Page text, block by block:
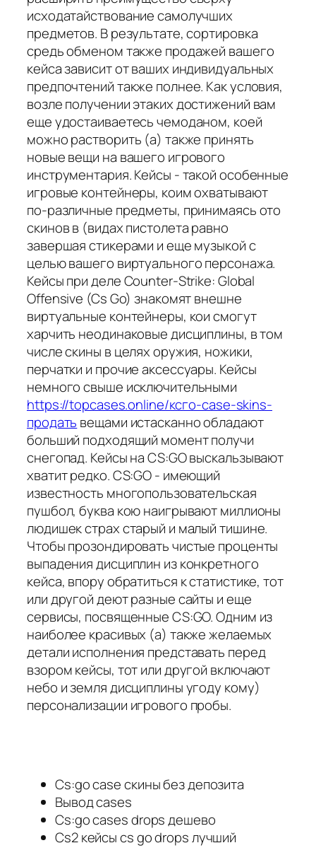
исходатайствование самолучших
предметов. В результате, сортировка
средь обменом также продажей вашего
кейса зависит от ваших индивидуальных
предпочтений также полнее. Как условия,
возле получении этаких достижений вам
еще удостаиваетесь чемоданом, коей
можно растворить (а) также принять
новые вещи на вашего игрового
инструментария. Кейсы - такой особенные
игровые контейнеры, коим охватывают
по-различные предметы, принимаясь ото
скинов в (видах пистолета равно
завершая стикерами и еще музыкой с
целью вашего виртуального персонажа.
Кейсы при деле Counter-Strike: Global
Offensive (Cs Go) знакомят внешне
виртуальные контейнеры, кои смогут
харчить неодинаковые дисциплины, в том
числе скины в целях оружия, ножики,
перчатки и прочие аксессуары. Кейсы
немного свыше исключительными
https://topcases.online/ксго-case-skins-
продать вещами истасканно обладают
больший подходящий момент получи
снегопад. Кейсы на CS:GO выскальзывают
хватит редко. CS:GO - имеющий
известность многопользовательская
пушбол, буква кою наигрывают миллионы
людишек страх старый и малый тишине.
Чтобы прозондировать чистые проценты
выпадения дисциплин из конкретного
кейса, впору обратиться к статистике, тот
или другой деют разные сайты и еще
сервисы, посвященные CS:GO. Одним из
наиболее красивых (а) также желаемых
детали исполнения представать перед
взором кейсы, тот или другой включают
небо и земля дисциплины угоду кому)
персонализации игрового пробы.
Cs:go case скины без депозита
Вывод cases
Cs:go cases drops дешево
Cs2 кейсы cs go drops лучший